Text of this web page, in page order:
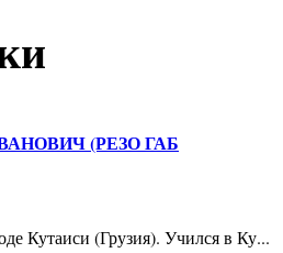
(РЕЗО ГАБ
Кутаиси (Грузия). Учился в Ку...